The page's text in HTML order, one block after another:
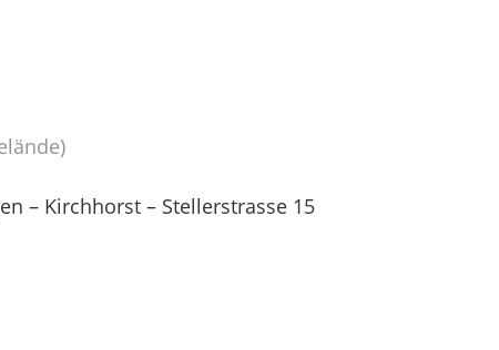
– Kirchhorst – Stellerstrasse 15